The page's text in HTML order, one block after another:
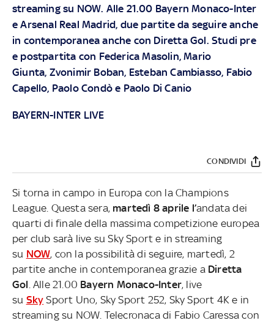
streaming su NOW. Alle 21.00 Bayern Monaco-Inter
e Arsenal Real Madrid, due partite da seguire anche
in contemporanea anche con Diretta Gol. Studi pre
e postpartita con Federica Masolin, Mario
Giunta, Zvonimir Boban, Esteban Cambiasso, Fabio
Capello, Paolo Condò e Paolo Di Canio
BAYERN-INTER LIVE
CONDIVIDI
Si torna in campo in Europa con la Champions
League. Questa sera, martedì 8 aprile l’andata dei
quarti di finale della massima competizione europea
per club sarà live su Sky Sport e in streaming
su NOW, con la possibilità di seguire, martedì, 2
partite anche in contemporanea grazie a Diretta
Gol . Alle 21.00 Bayern Monaco-Inter, live
su Sky Sport Uno, Sky Sport 252, Sky Sport 4K e in
streaming su NOW. Telecronaca di Fabio Caressa con